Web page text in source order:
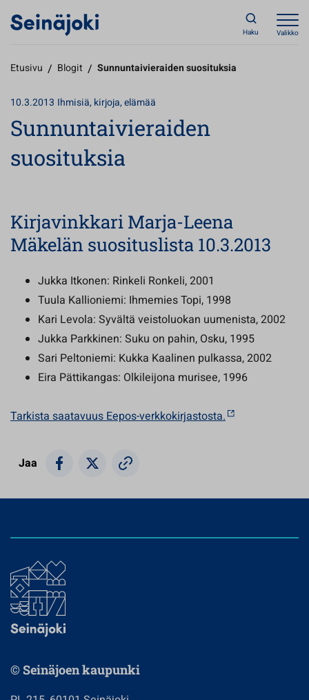
Haku Valikko
Etusivu / Blogit / Sunnuntaivieraiden suosituksia
10.3.2013 Ihmisiä, kirjoja, elämää
Sunnuntaivieraiden
suosituksia
Kirjavinkkari Marja-Leena
Mäkelän suosituslista 10.3.2013
Jukka Itkonen: Rinkeli Ronkeli, 2001
Tuula Kallioniemi: Ihmemies Topi, 1998
Kari Levola: Syvältä veistoluokan uumenista, 2002
Jukka Parkkinen: Suku on pahin, Osku, 1995
Sari Peltoniemi: Kukka Kaalinen pulkassa, 2002
Eira Pättikangas: Olkileijona murisee, 1996
Tarkista saatavuus Eepos-verkkokirjastosta.
Jaa
© Seinäjoen kaupunki